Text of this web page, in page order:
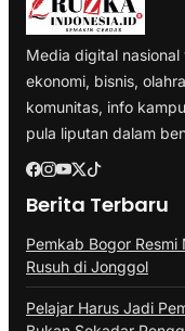
Media digital
ekonomi, bisnis,
komunitas, info
pula liputan dalam
Berita Terbaru
Pemkab Bogor
Rusuh di Jonggol
Pelajar Harus Jadi